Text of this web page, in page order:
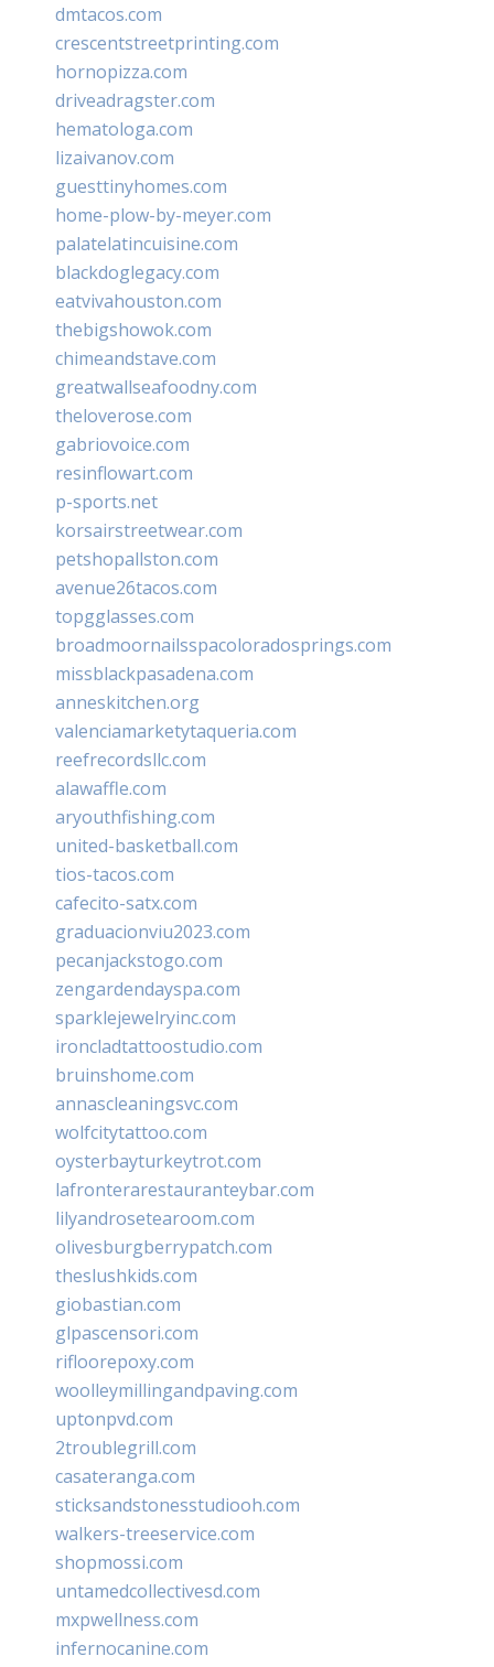
dmtacos.com
crescentstreetprinting.com
hornopizza.com
driveadragster.com
hematologa.com
lizaivanov.com
guesttinyhomes.com
home-plow-by-meyer.com
palatelatincuisine.com
blackdoglegacy.com
eatvivahouston.com
thebigshowok.com
chimeandstave.com
greatwallseafoodny.com
theloverose.com
gabriovoice.com
resinflowart.com
p-sports.net
korsairstreetwear.com
petshopallston.com
avenue26tacos.com
topgglasses.com
broadmoornailsspacoloradosprings.com
missblackpasadena.com
anneskitchen.org
valenciamarketytaqueria.com
reefrecordsllc.com
alawaffle.com
aryouthfishing.com
united-basketball.com
tios-tacos.com
cafecito-satx.com
graduacionviu2023.com
pecanjackstogo.com
zengardendayspa.com
sparklejewelryinc.com
ironcladtattoostudio.com
bruinshome.com
annascleaningsvc.com
wolfcitytattoo.com
oysterbayturkeytrot.com
lafronterarestauranteybar.com
lilyandrosetearoom.com
olivesburgberrypatch.com
theslushkids.com
giobastian.com
glpascensori.com
rifloorepoxy.com
woolleymillingandpaving.com
uptonpvd.com
2troublegrill.com
casateranga.com
sticksandstonesstudiooh.com
walkers-treeservice.com
shopmossi.com
untamedcollectivesd.com
mxpwellness.com
infernocanine.com